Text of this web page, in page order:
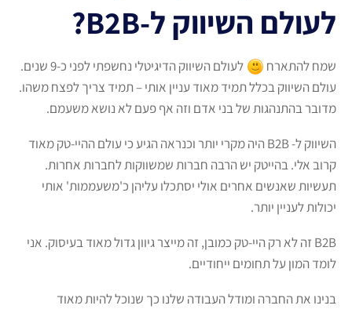
לעולם השיווק ל-B2B?
שמח להתארח
לעולם השיווק הדיגיטלי נחשפתי לפני כ-9 שנים.
עולם השיווק בכלל תמיד מאוד עניין אותי – תמיד צריך לפצח משהו.
מדובר בהתנהגות של בני אדם וזה אף פעם לא נושא משעמם.
השיווק ל- B2B היה מקרי יותר וכנראה הגיע כי עולם ההיי-טק מאוד
קרוב אלי. בהייטק יש הרבה חברות שמשווקות לחברות אחרות.
תעשיות שאנשים אחרים אולי יסתכלו עליהן כ'משעממות' אותי
יכולות לעניין יותר.
B2B זה לא רק היי-טק כמובן, זה מייצר גיוון גדול מאוד בעיסוק. אני
לומד המון על תחומים ייחודיים.
בנינו את החברה ומודל העבודה שלנו כך שנוכל להיות מאוד